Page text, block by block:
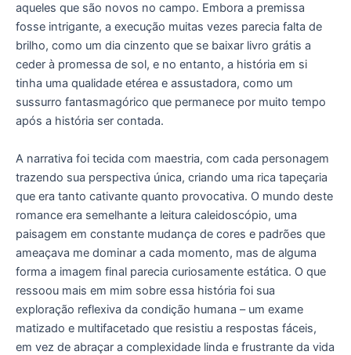
aqueles que são novos no campo. Embora a premissa
fosse intrigante, a execução muitas vezes parecia falta de
brilho, como um dia cinzento que se baixar livro grátis a
ceder à promessa de sol, e no entanto, a história em si
tinha uma qualidade etérea e assustadora, como um
sussurro fantasmagórico que permanece por muito tempo
após a história ser contada.
A narrativa foi tecida com maestria, com cada personagem
trazendo sua perspectiva única, criando uma rica tapeçaria
que era tanto cativante quanto provocativa. O mundo deste
romance era semelhante a leitura caleidoscópio, uma
paisagem em constante mudança de cores e padrões que
ameaçava me dominar a cada momento, mas de alguma
forma a imagem final parecia curiosamente estática. O que
ressoou mais em mim sobre essa história foi sua
exploração reflexiva da condição humana – um exame
matizado e multifacetado que resistiu a respostas fáceis,
em vez de abraçar a complexidade linda e frustrante da vida